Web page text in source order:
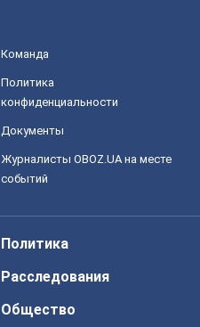
Команда
Политика
конфиденциальности
Документы
Журналисты OBOZ.UA на месте
событий
Политика
Расследования
Общество